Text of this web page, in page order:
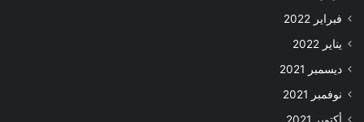
فبراير 2022
يناير 2022
ديسمبر 2021
نوفمبر 2021